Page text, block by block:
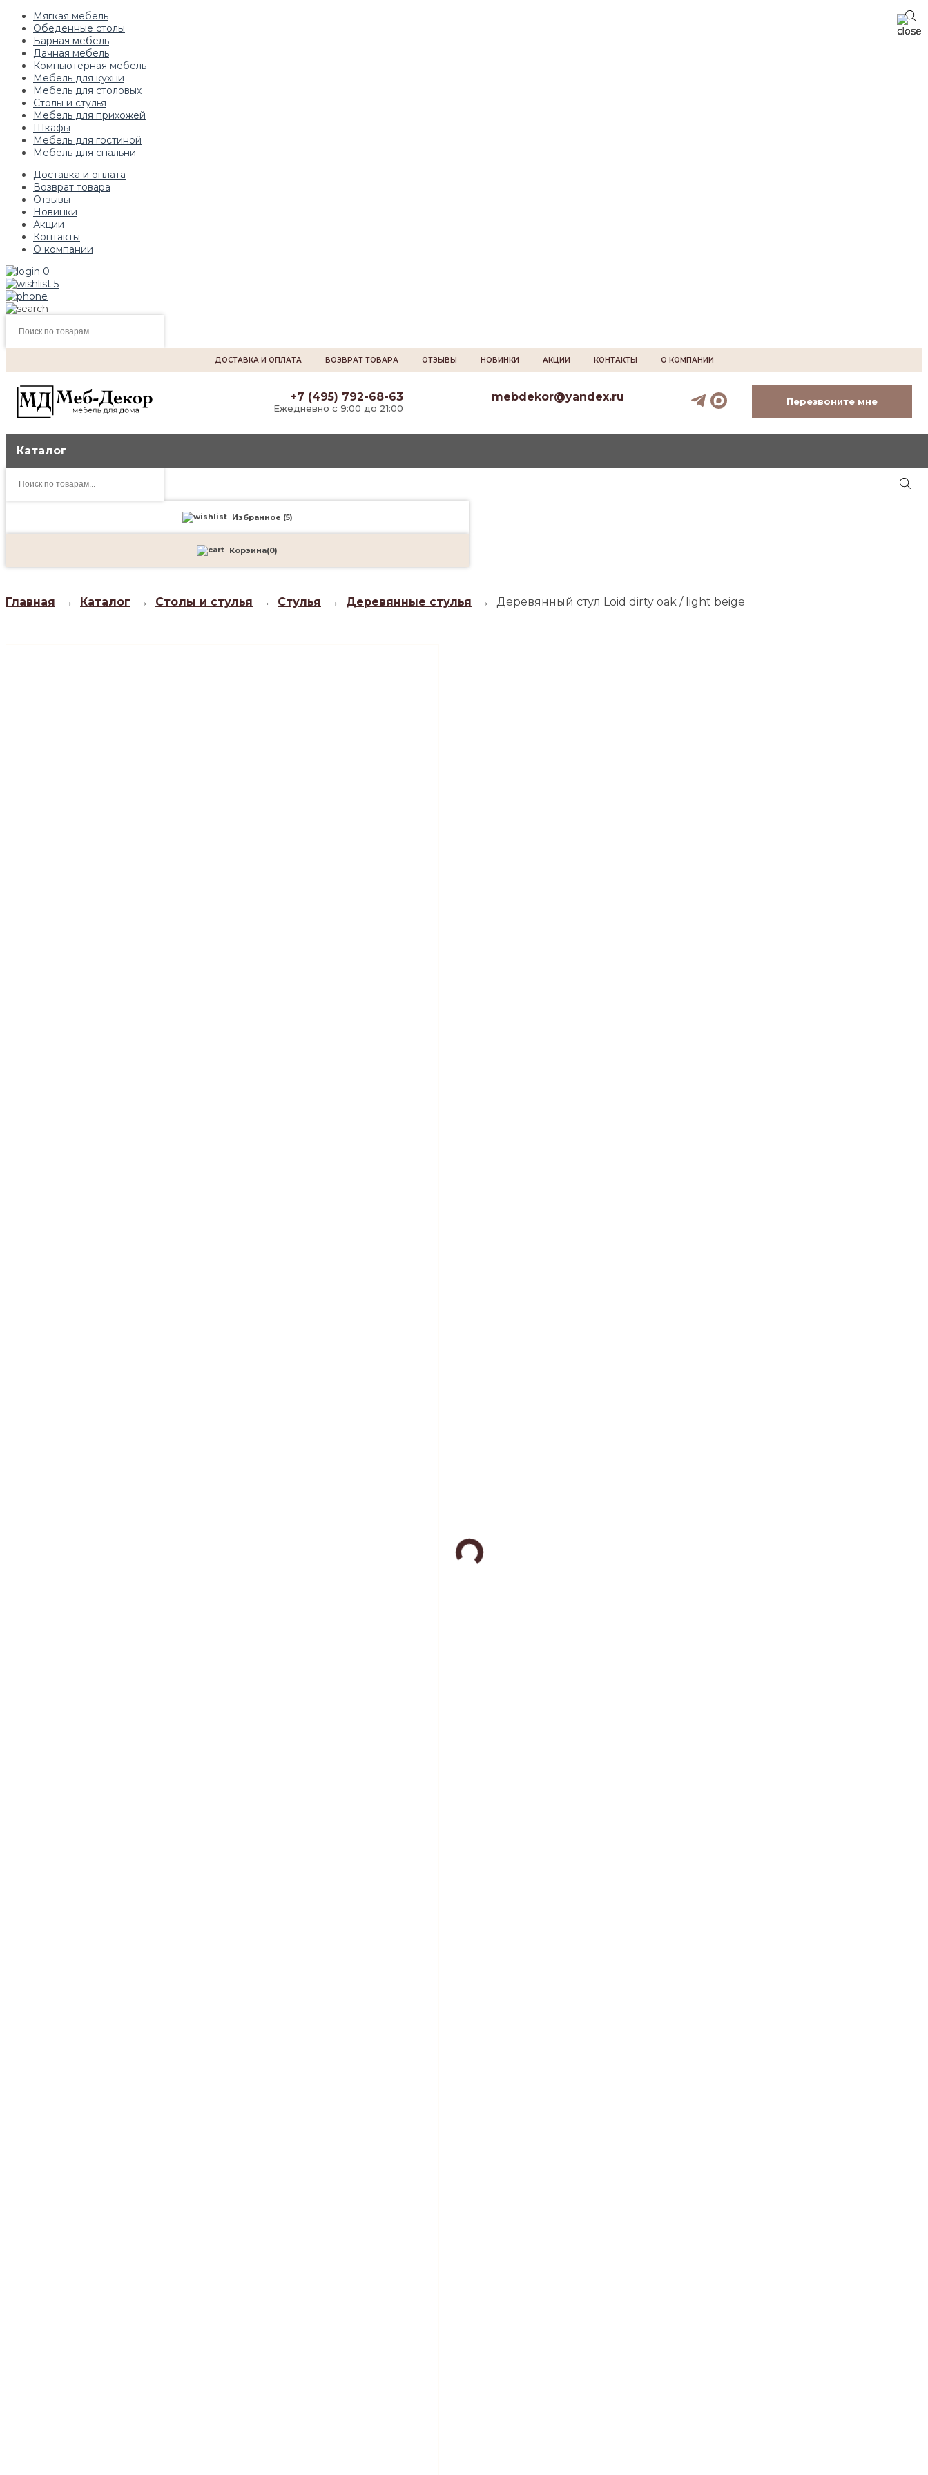
Мягкая мебель
Обеденные столы
Барная мебель
Дачная мебель
Компьютерная мебель
Мебель для кухни
Мебель для столовых
Столы и стулья
Мебель для прихожей
Шкафы
Мебель для гостиной
Мебель для спальни
Доставка и оплата
Возврат товара
Отзывы
Новинки
Акции
Контакты
О компании
0
5
товаров
ДОСТАВКА И ОПЛАТА ВОЗВРАТ ТОВАРА ОТЗЫВЫ НОВИНКИ АКЦИИ КОНТАКТЫ О КОМПАНИИ
+7 (495) 792-68-63
Ежедневно с 9:00 до 21:00
mebdekor@yandex.ru Перезвоните мне
Каталог
товаров
Избранное (5)
Корзина(0)
Главная → Каталог → Столы и стулья → Стулья → Деревянные стулья → Деревянный стул Loid dirty oak / light beige